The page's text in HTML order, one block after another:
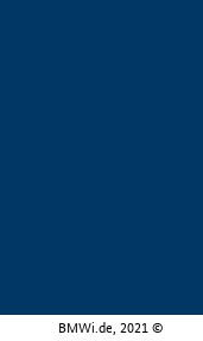
BMWi.de, 2021 ©